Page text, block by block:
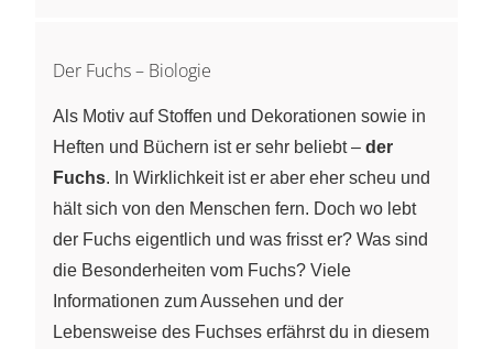
Der Fuchs – Biologie
Als Motiv auf Stoffen und Dekorationen sowie in
Heften und Büchern ist er sehr beliebt – der
Fuchs. In Wirklichkeit ist er aber eher scheu und
hält sich von den Menschen fern. Doch wo lebt
der Fuchs eigentlich und was frisst er? Was sind
die Besonderheiten vom Fuchs? Viele
Informationen zum Aussehen und der
Lebensweise des Fuchses erfährst du in diesem